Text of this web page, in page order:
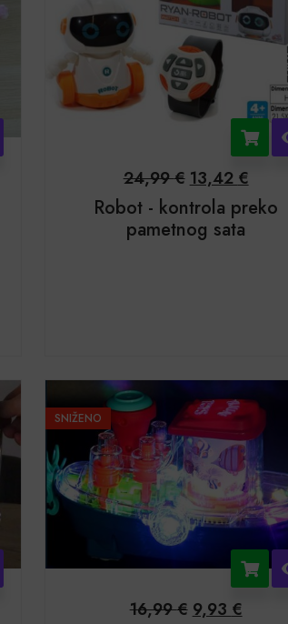
24,99€ 13,42 €
Robot - kontrola preko
pametnog sata
SNIŽENO
16,99€ 9,93 €